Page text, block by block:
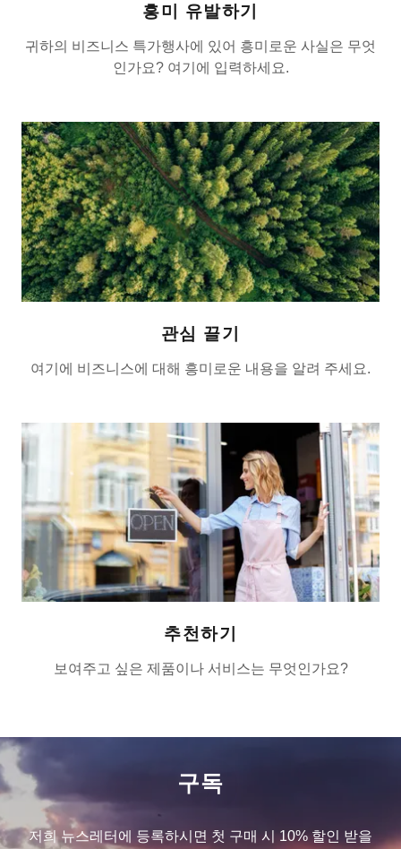
흥미 유발하기
귀하의 비즈니스 특가행사에 있어 흥미로운 사실은 무엇
인가요? 여기에 입력하세요.
관심 끌기
여기에 비즈니스에 대해 흥미로운 내용을 알려 주세요.
추천하기
보여주고 싶은 제품이나 서비스는 무엇인가요?
구독
저희 뉴스레터에 등록하시면 첫 구매 시 10% 할인 받을